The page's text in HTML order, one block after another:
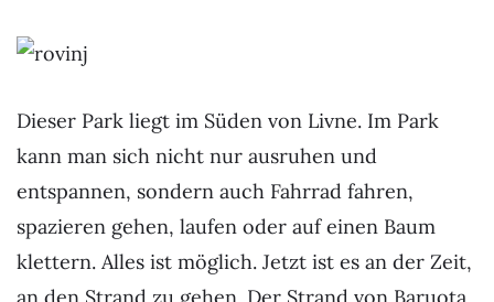
Dieser Park liegt im Süden von Livne. Im Park
kann man sich nicht nur ausruhen und
entspannen, sondern auch Fahrrad fahren,
spazieren gehen, laufen oder auf einen Baum
klettern. Alles ist möglich. Jetzt ist es an der Zeit,